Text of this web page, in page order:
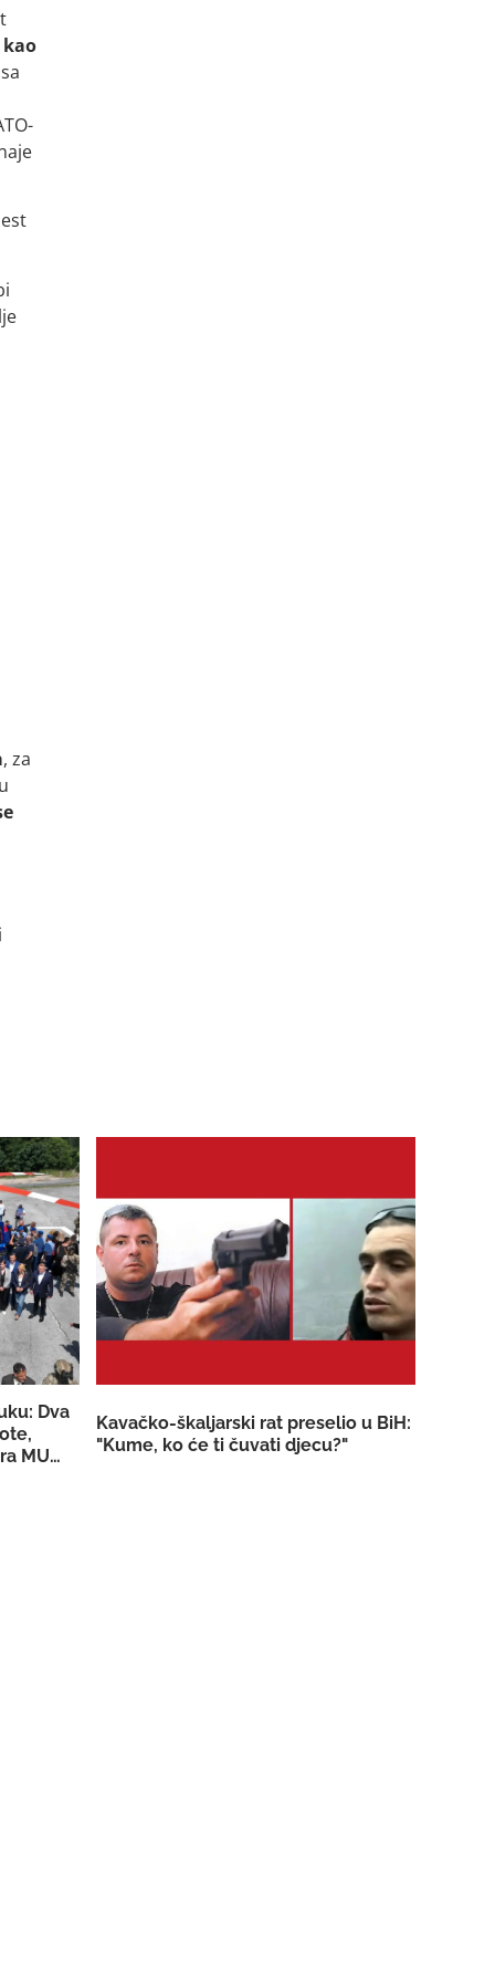
kao
, za
Dva
MUP-a
Kavačko-škaljarski rat preselio u BiH:
"Kume, ko će ti čuvati djecu?"